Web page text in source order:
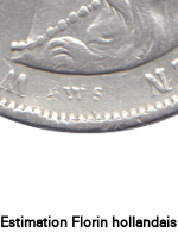
Estimation Florin hollandais